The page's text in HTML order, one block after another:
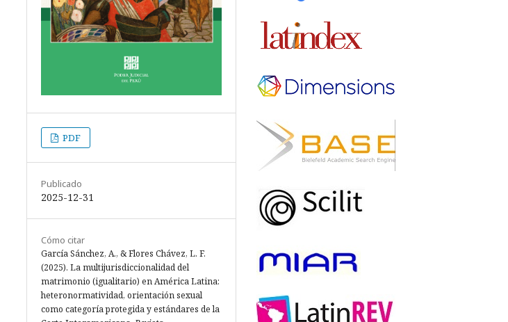
PDF
Publicado
2025-12-31
Cómo citar
García Sánchez, A., & Flores Chávez, L. F.
(2025). La multijurisdiccionalidad del
matrimonio (igualitario) en América Latina:
heteronormatividad, orientación sexual
como categoría protegida y estándares de la